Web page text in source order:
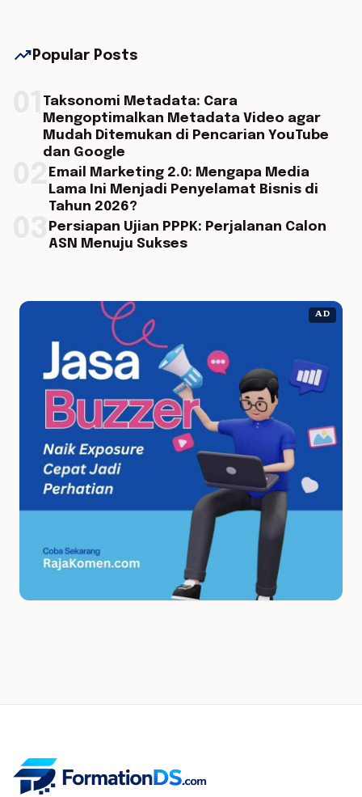
trending_up Popular Posts
Taksonomi Metadata: Cara
Mengoptimalkan Metadata Video agar
Mudah Ditemukan di Pencarian YouTube
dan Google
Email Marketing 2.0: Mengapa Media
Lama Ini Menjadi Penyelamat Bisnis di
Tahun 2026?
Persiapan Ujian PPPK: Perjalanan Calon
ASN Menuju Sukses
AD